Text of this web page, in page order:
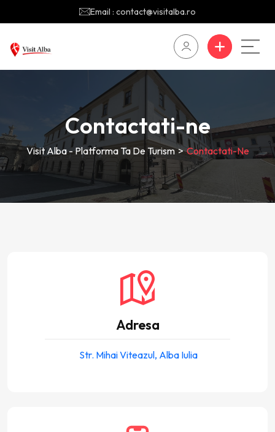
Email : contact@visitalba.ro
Contactati-ne
Visit Alba - Platforma Ta De Turism>Contactati-Ne
Adresa
Str. Mihai Viteazul, Alba Iulia